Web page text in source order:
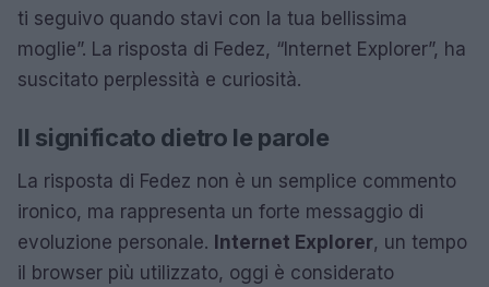
ti seguivo quando stavi con la tua bellissima
moglie”. La risposta di Fedez, “Internet Explorer”, ha
suscitato perplessità e curiosità.
Il significato dietro le parole
La risposta di Fedez non è un semplice commento
ironico, ma rappresenta un forte messaggio di
evoluzione personale. Internet Explorer, un tempo
il browser più utilizzato, oggi è considerato